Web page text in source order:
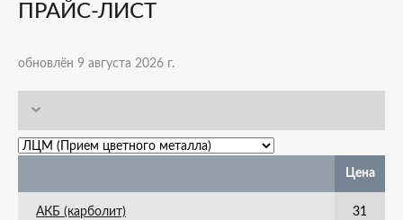
ПРАЙС-ЛИСТ
обновлён 9 августа 2026 г.
Цена
АКБ (карболит) 31